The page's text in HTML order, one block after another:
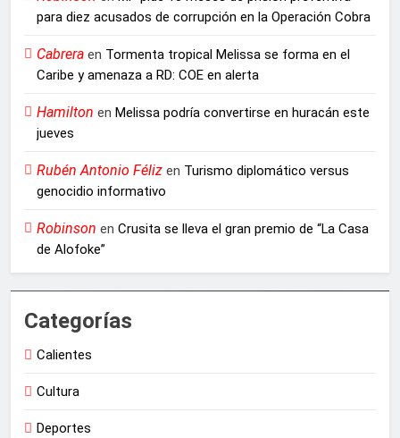
para diez acusados de corrupción en la Operación Cobra
Cabrera en Tormenta tropical Melissa se forma en el
Caribe y amenaza a RD: COE en alerta
Hamilton en Melissa podría convertirse en huracán este
jueves
Rubén Antonio Féliz en Turismo diplomático versus
genocidio informativo
Robinson en Crusita se lleva el gran premio de “La Casa
de Alofoke”
Categorías
Calientes
Cultura
Deportes